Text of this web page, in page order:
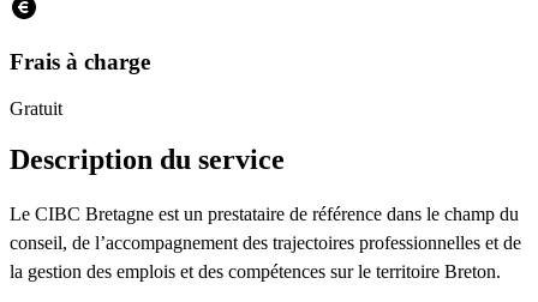
Frais à charge
Gratuit
Description du service
Le CIBC Bretagne est un prestataire de référence dans le champ du
conseil, de l’accompagnement des trajectoires professionnelles et de
la gestion des emplois et des compétences sur le territoire Breton.